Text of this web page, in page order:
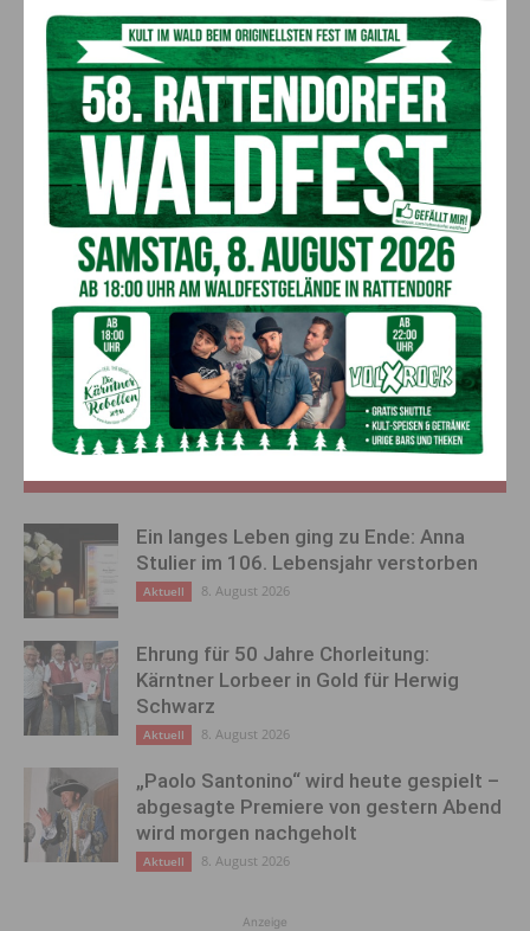
Vorheriger Artikel
Neuer Präsident bei der
Kärntner Ärzte­kammer
Nächster Artikel
Europatag in der HLW
Hermagor
Ein langes Leben ging zu Ende: Anna
Stulier im 106. Lebensjahr verstorben
Aktuell 8. August 2026
Ehrung für 50 Jahre Chorleitung:
Kärntner Lorbeer in Gold für Herwig
Schwarz
Aktuell 8. August 2026
„Paolo Santonino“ wird heute gespielt –
abgesagte Premiere von gestern Abend
wird morgen nachgeholt
Aktuell 8. August 2026
Anzeige